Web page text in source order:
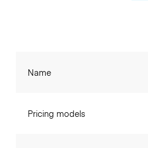
Name
Pricing models